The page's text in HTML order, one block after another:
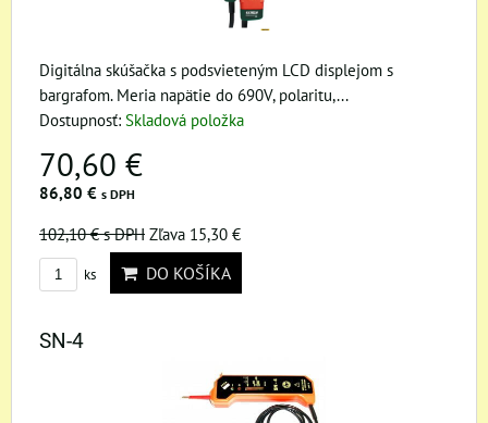
Digitálna skúšačka s podsvieteným LCD displejom s
bargrafom. Meria napätie do 690V, polaritu,...
Dostupnosť: Skladová položka
70,60 €
86,80 € s DPH
102,10 €s DPH Zľava 15,30 €
ks DO KOŠÍKA
SN-4